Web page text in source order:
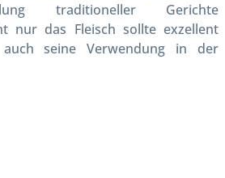
traditioneller Gerichte
nur das Fleisch sollte exzellent
seine Verwendung in der